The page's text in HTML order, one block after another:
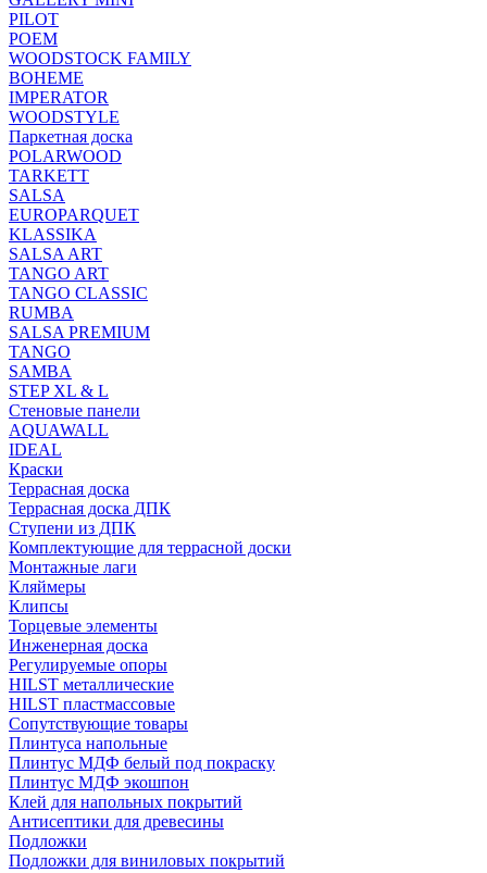
PILOT
POEM
WOODSTOCK FAMILY
BOHEME
IMPERATOR
WOODSTYLE
Паркетная доска
POLARWOOD
TARKETT
SALSA
EUROPARQUET
KLASSIKA
SALSA ART
TANGO ART
TANGO CLASSIC
RUMBA
SALSA PREMIUM
TANGO
SAMBA
STEP XL & L
Стеновые панели
AQUAWALL
IDEAL
Краски
Террасная доска
Террасная доска ДПК
Ступени из ДПК
Комплектующие для террасной доски
Монтажные лаги
Кляймеры
Клипсы
Торцевые элементы
Инженерная доска
Регулируемые опоры
HILST металлические
HILST пластмассовые
Сопутствующие товары
Плинтуса напольные
Плинтус МДФ белый под покраску
Плинтус МДФ экошпон
Клей для напольных покрытий
Антисептики для древесины
Подложки
Подложки для виниловых покрытий